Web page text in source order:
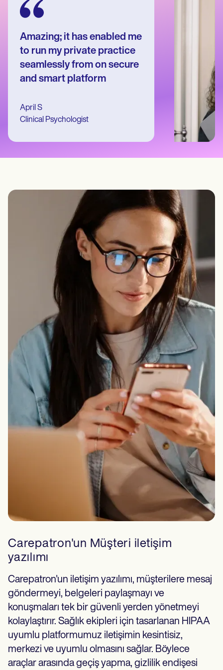
Help Center
Demos
Webinars
Switch to Carepatron
Become a Partner
Pricing
Why Carepatron?
Amazing; it has enabled me
to run my private practice
seamlessly from on secure
and smart platform
April S
Clinical Psychologist
Carepatron'un Müşteri iletişim
yazılımı
Carepatron'un iletişim yazılımı, müşterilere mesaj
göndermeyi, belgeleri paylaşmayı ve
konuşmaları tek bir güvenli yerden yönetmeyi
kolaylaştırır. Sağlık ekipleri için tasarlanan HIPAA
uyumlu platformumuz iletişimin kesintisiz,
merkezi ve uyumlu olmasını sağlar. Böylece
araçlar arasında geçiş yapma, gizlilik endişesi